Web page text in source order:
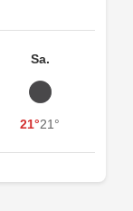
Sa.
21°21°